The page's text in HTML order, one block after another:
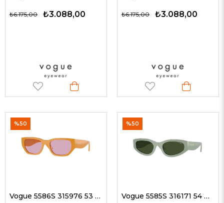
₺3.088,00
₺6.175,00 ₺3.088,00
₺6.175,00
Vogue 5586S 315976 53 G Kadın Güneş Gözlükleri
%50
Vogue 5585S 316171 54 G Kadın Güneş Gözlükleri
%50